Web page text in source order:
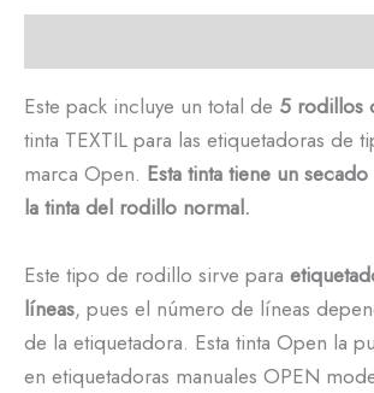
Este pack incluye un total de 5 rodillos
tinta TEXTIL para las etiquetadoras de
marca Open. Esta tinta tiene un
la tinta del rodillo normal.
Este tipo de rodillo sirve para
líneas, pues el número de líneas
de la etiquetadora. Esta tinta Open la
en etiquetadoras manuales OPEN